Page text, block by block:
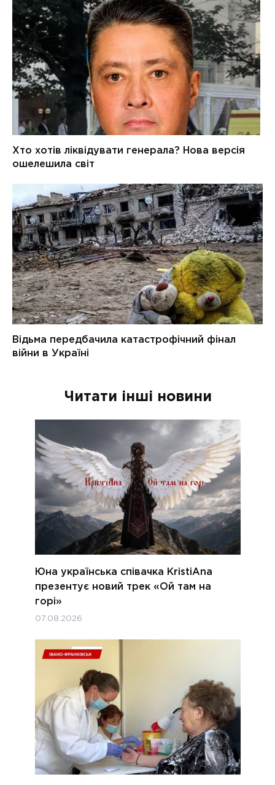
Читати інші новини
Юна українська співачка KristiAna
презентує новий трек «Ой там на
горі»
07.08.2026